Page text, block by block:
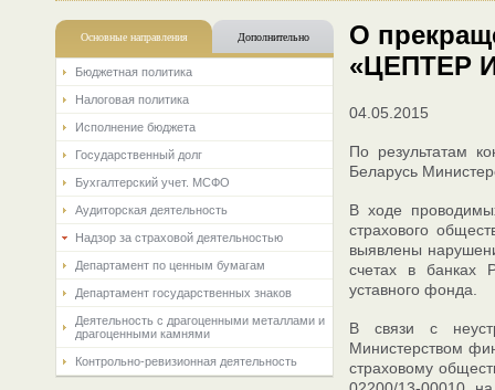
Основные направления Дополнительно
Бюджетная политика
Налоговая политика
Исполнение бюджета
Государственный долг
Бухгалтерский учет. МСФО
Аудиторская деятельность
Надзор за страховой деятельностью
Департамент по ценным бумагам
Департамент государственных знаков
Деятельность с драгоценными металлами и
драгоценными камнями
Контрольно-ревизионная деятельность
О
«ЦЕПТЕР
04.05.2015
По результатам
Беларусь
В ходе
страхового
выявлены
счетах в банках
уставного фонда.
В связи с
Министерством
страховому